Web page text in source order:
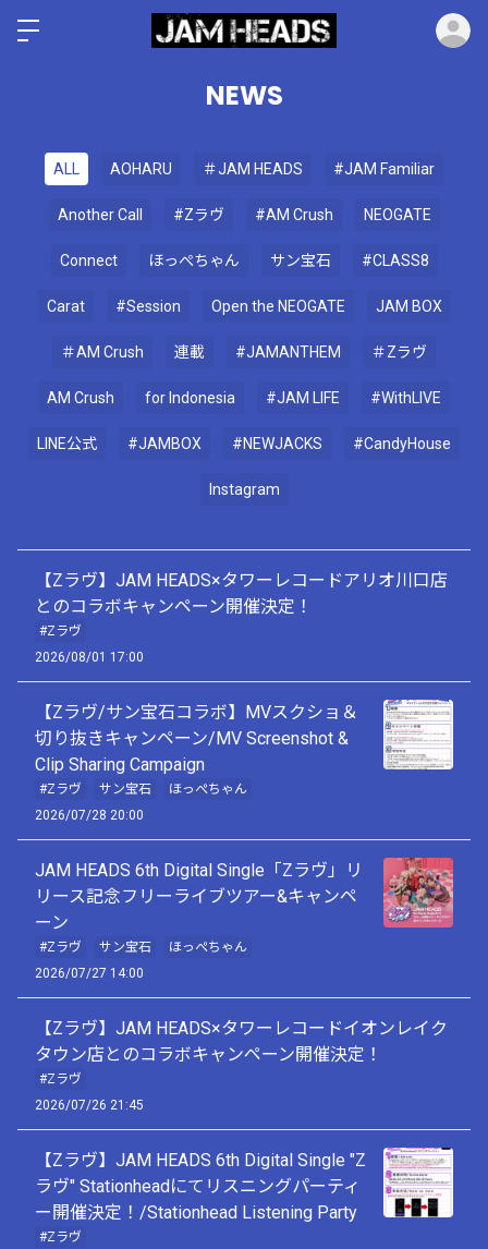
NEWS
ALL AOHARU ＃JAM HEADS #JAM Familiar
Another Call #Zラヴ #AM Crush NEOGATE
Connect ほっぺちゃん サン宝石 #CLASS8
Carat #Session Open the NEOGATE JAM BOX
＃AM Crush 連載 #JAMANTHEM ＃Zラヴ
AM Crush for Indonesia #JAM LIFE #WithLIVE
LINE公式 #JAMBOX #NEWJACKS #CandyHouse
Instagram
【Zラヴ】JAM HEADS×タワーレコードアリオ川口店
とのコラボキャンペーン開催決定！
#Zラヴ
2026/08/01 17:00
【Zラヴ/サン宝石コラボ】MVスクショ＆
切り抜きキャンペーン/MV Screenshot &
Clip Sharing Campaign
#Zラヴ サン宝石
ほっぺちゃん
2026/07/28 20:00
JAM HEADS 6th Digital Single「Zラヴ」リ
リース記念フリーライブツアー&キャンペ
ーン
#Zラヴ サン宝石
ほっぺちゃん
2026/07/27 14:00
【Zラヴ】JAM HEADS×タワーレコードイオンレイク
タウン店とのコラボキャンペーン開催決定！
#Zラヴ
2026/07/26 21:45
【Zラヴ】JAM HEADS 6th Digital Single "Z
ラヴ" Stationheadにてリスニングパーティ
ー開催決定！/Stationhead Listening Party
#Zラヴ